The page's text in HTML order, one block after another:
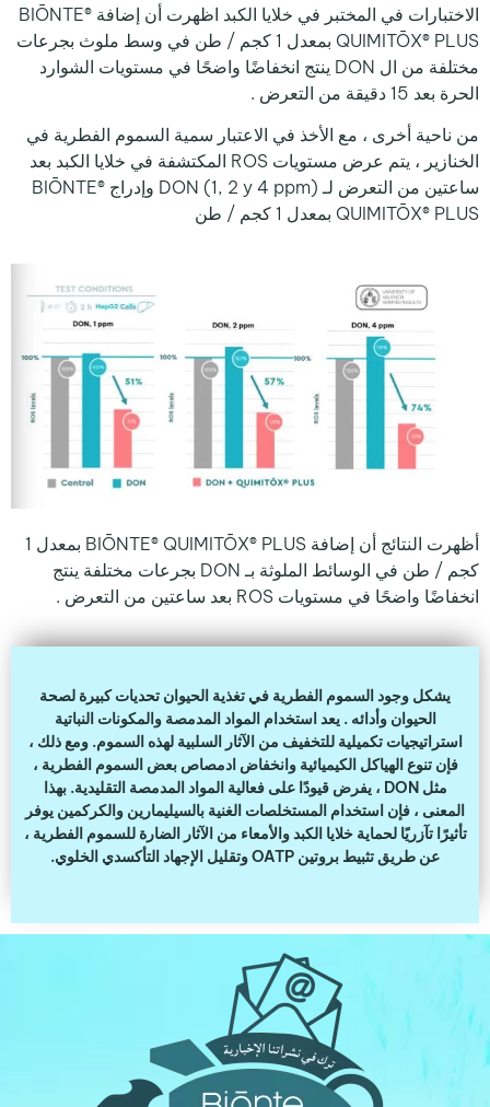
الاختبارات في المختبر في خلايا الكبد اظهرت أن إضافة BIŌNTE®
QUIMITŌX® PLUS بمعدل 1 كجم / طن في وسط ملوث بجرعات
مختلفة من ال DON ينتج انخفاضًا واضحًا في مستويات الشوارد
الحرة بعد 15 دقيقة من التعرض .
من ناحية أخرى ، مع الأخذ في الاعتبار سمية السموم الفطرية في
الخنازير ، يتم عرض مستويات ROS المكتشفة في خلايا الكبد بعد
ساعتين من التعرض لـ DON (1, 2 y 4 ppm) وإدراج BIŌNTE®
QUIMITŌX® PLUS بمعدل 1 كجم / طن
أظهرت النتائج أن إضافة BIŌNTE® QUIMITŌX® PLUS بمعدل 1
كجم / طن في الوسائط الملوثة بـ DON بجرعات مختلفة ينتج
انخفاضًا واضحًا في مستويات ROS بعد ساعتين من التعرض .
يشكل وجود السموم الفطرية في تغذية الحيوان تحديات كبيرة لصحة
الحيوان وأدائه . يعد استخدام المواد المدمصة والمكونات النباتية
استراتيجيات تكميلية للتخفيف من الآثار السلبية لهذه السموم. ومع ذلك ،
فإن تنوع الهياكل الكيميائية وانخفاض ادمصاص بعض السموم الفطرية ،
مثل DON ، يفرض قيودًا على فعالية المواد المدمصة التقليدية. بهذا
المعنى ، فإن استخدام المستخلصات الغنية بالسيليمارين والكركمين يوفر
تأثيرًا تآزريًا لحماية خلايا الكبد والأمعاء من الآثار الضارة للسموم الفطرية ،
عن طريق تثبيط بروتين OATP وتقليل الإجهاد التأكسدي الخلوي.